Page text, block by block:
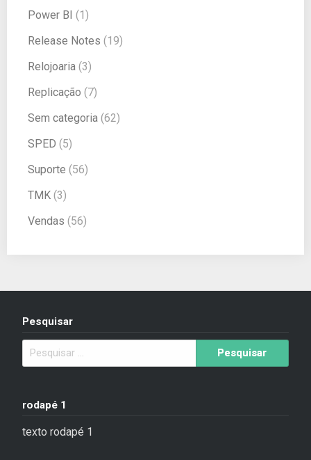
Power BI (1)
Release Notes (19)
Relojoaria (3)
Replicação (7)
Sem categoria (62)
SPED (5)
Suporte (56)
TMK (3)
Vendas (56)
Pesquisar
rodapé 1
texto rodapé 1